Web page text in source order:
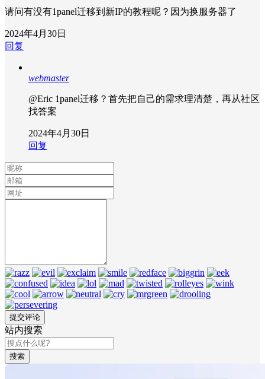
请问有没有1panel迁移到新IP的教程呢？因为换服务器了
2024年4月30日
回复
webmaster
@Eric 1panel迁移？首先把自己的需求理清楚，再从社区
找答案
2024年4月30日
回复
站内搜索
搜索